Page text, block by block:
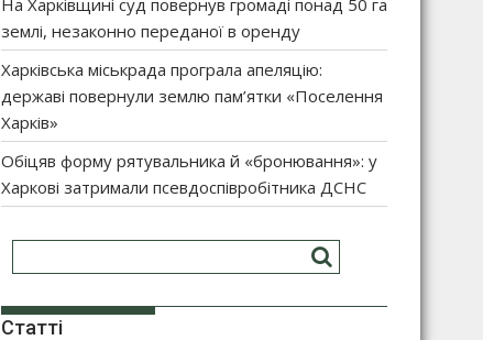
На Харківщині суд повернув громаді понад 50 га
землі, незаконно переданої в оренду
Харківська міськрада програла апеляцію:
державі повернули землю пам’ятки «Поселення
Харків»
Обіцяв форму рятувальника й «бронювання»: у
Харкові затримали псевдоспівробітника ДСНС
Статті